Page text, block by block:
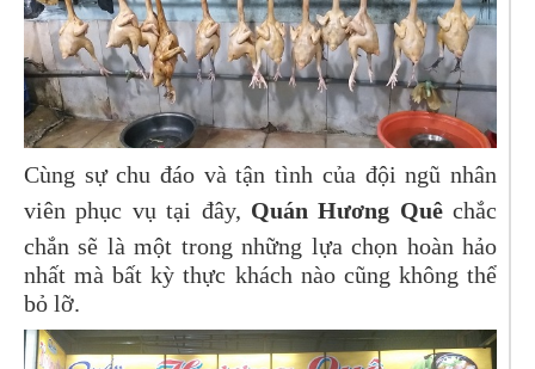
Cùng sự chu đáo và tận tình của đội ngũ nhân
viên phục vụ tại đây, Quán Hương Quêchắc
chắn sẽ là một trong những lựa chọn hoàn hảo
nhất mà bất kỳ thực khách nào cũng không thể
bỏ lỡ.